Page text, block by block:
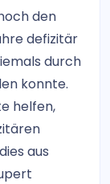
den
defizitär
durch
konnte.
helfen,
aus